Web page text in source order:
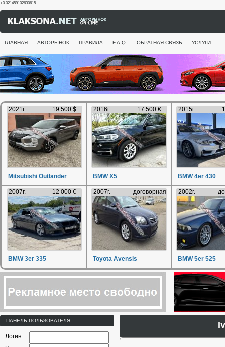
+0.021459102630615
ГЛАВНАЯ АВТОРЫНОК ПРАВИЛА F.A.Q. ОБРАТНАЯ СВЯЗЬ УСЛУГИ
2021г. 19 500 $
Mitsubishi Outlander
2016г. 17 500 €
BMW X5
2015г.
BMW 4er 430
2007г. 12 000 €
BMW 3er 335
2007г. договорная
Toyota Avensis
2002г.
BMW 5er 525
ПАНЕЛЬ ПОЛЬЗОВАТЕЛЯ
Логин :